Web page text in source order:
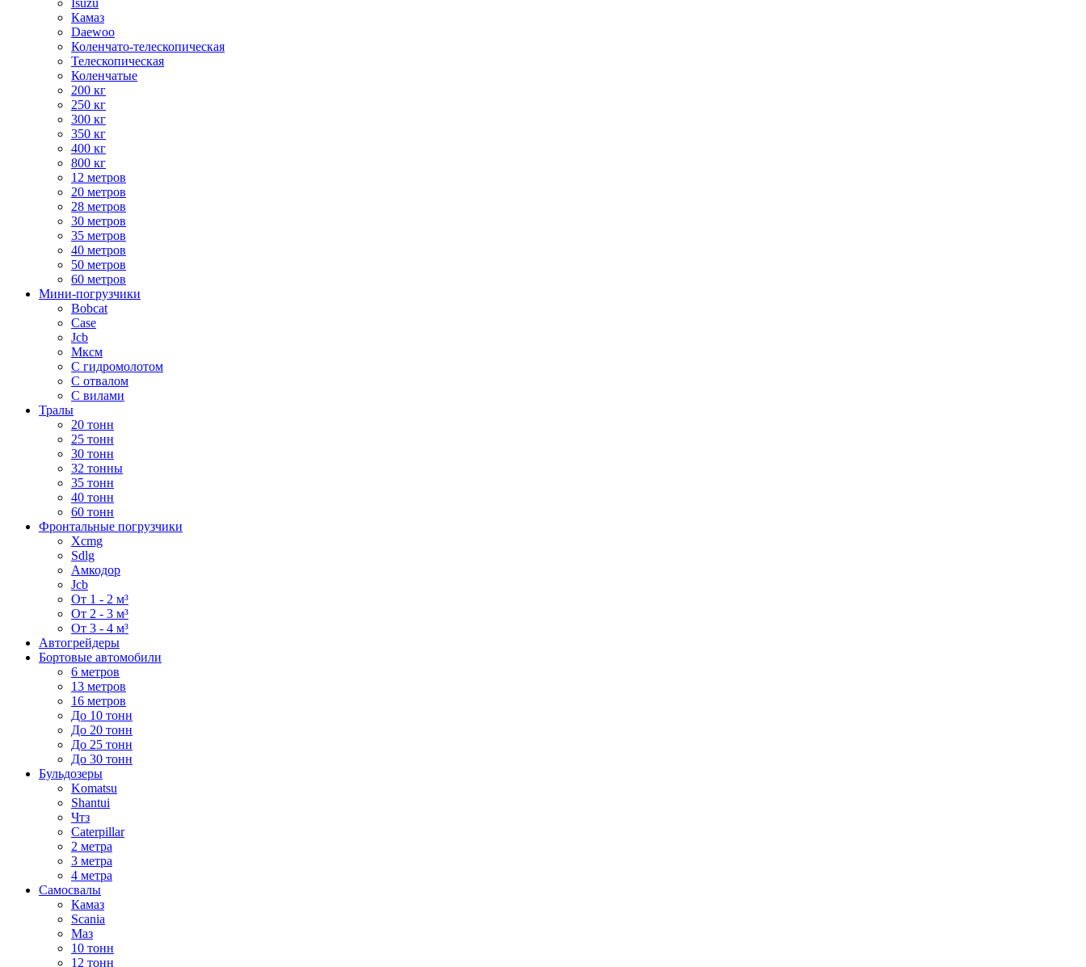
Isuzu
Камаз
Daewoo
Коленчато-телескопическая
Телескопическая
Коленчатые
200 кг
250 кг
300 кг
350 кг
400 кг
800 кг
12 метров
20 метров
28 метров
30 метров
35 метров
40 метров
50 метров
60 метров
Мини-погрузчики
Bobcat
Case
Jcb
Мксм
С гидромолотом
С отвалом
С вилами
Тралы
20 тонн
25 тонн
30 тонн
32 тонны
35 тонн
40 тонн
60 тонн
Фронтальные погрузчики
Xcmg
Sdlg
Амкодор
Jcb
От 1 - 2 м³
От 2 - 3 м³
От 3 - 4 м³
Автогрейдеры
Бортовые автомобили
6 метров
13 метров
16 метров
До 10 тонн
До 20 тонн
До 25 тонн
До 30 тонн
Бульдозеры
Komatsu
Shantui
Чтз
Caterpillar
2 метра
3 метра
4 метра
Самосвалы
Камаз
Scania
Маз
10 тонн
12 тонн